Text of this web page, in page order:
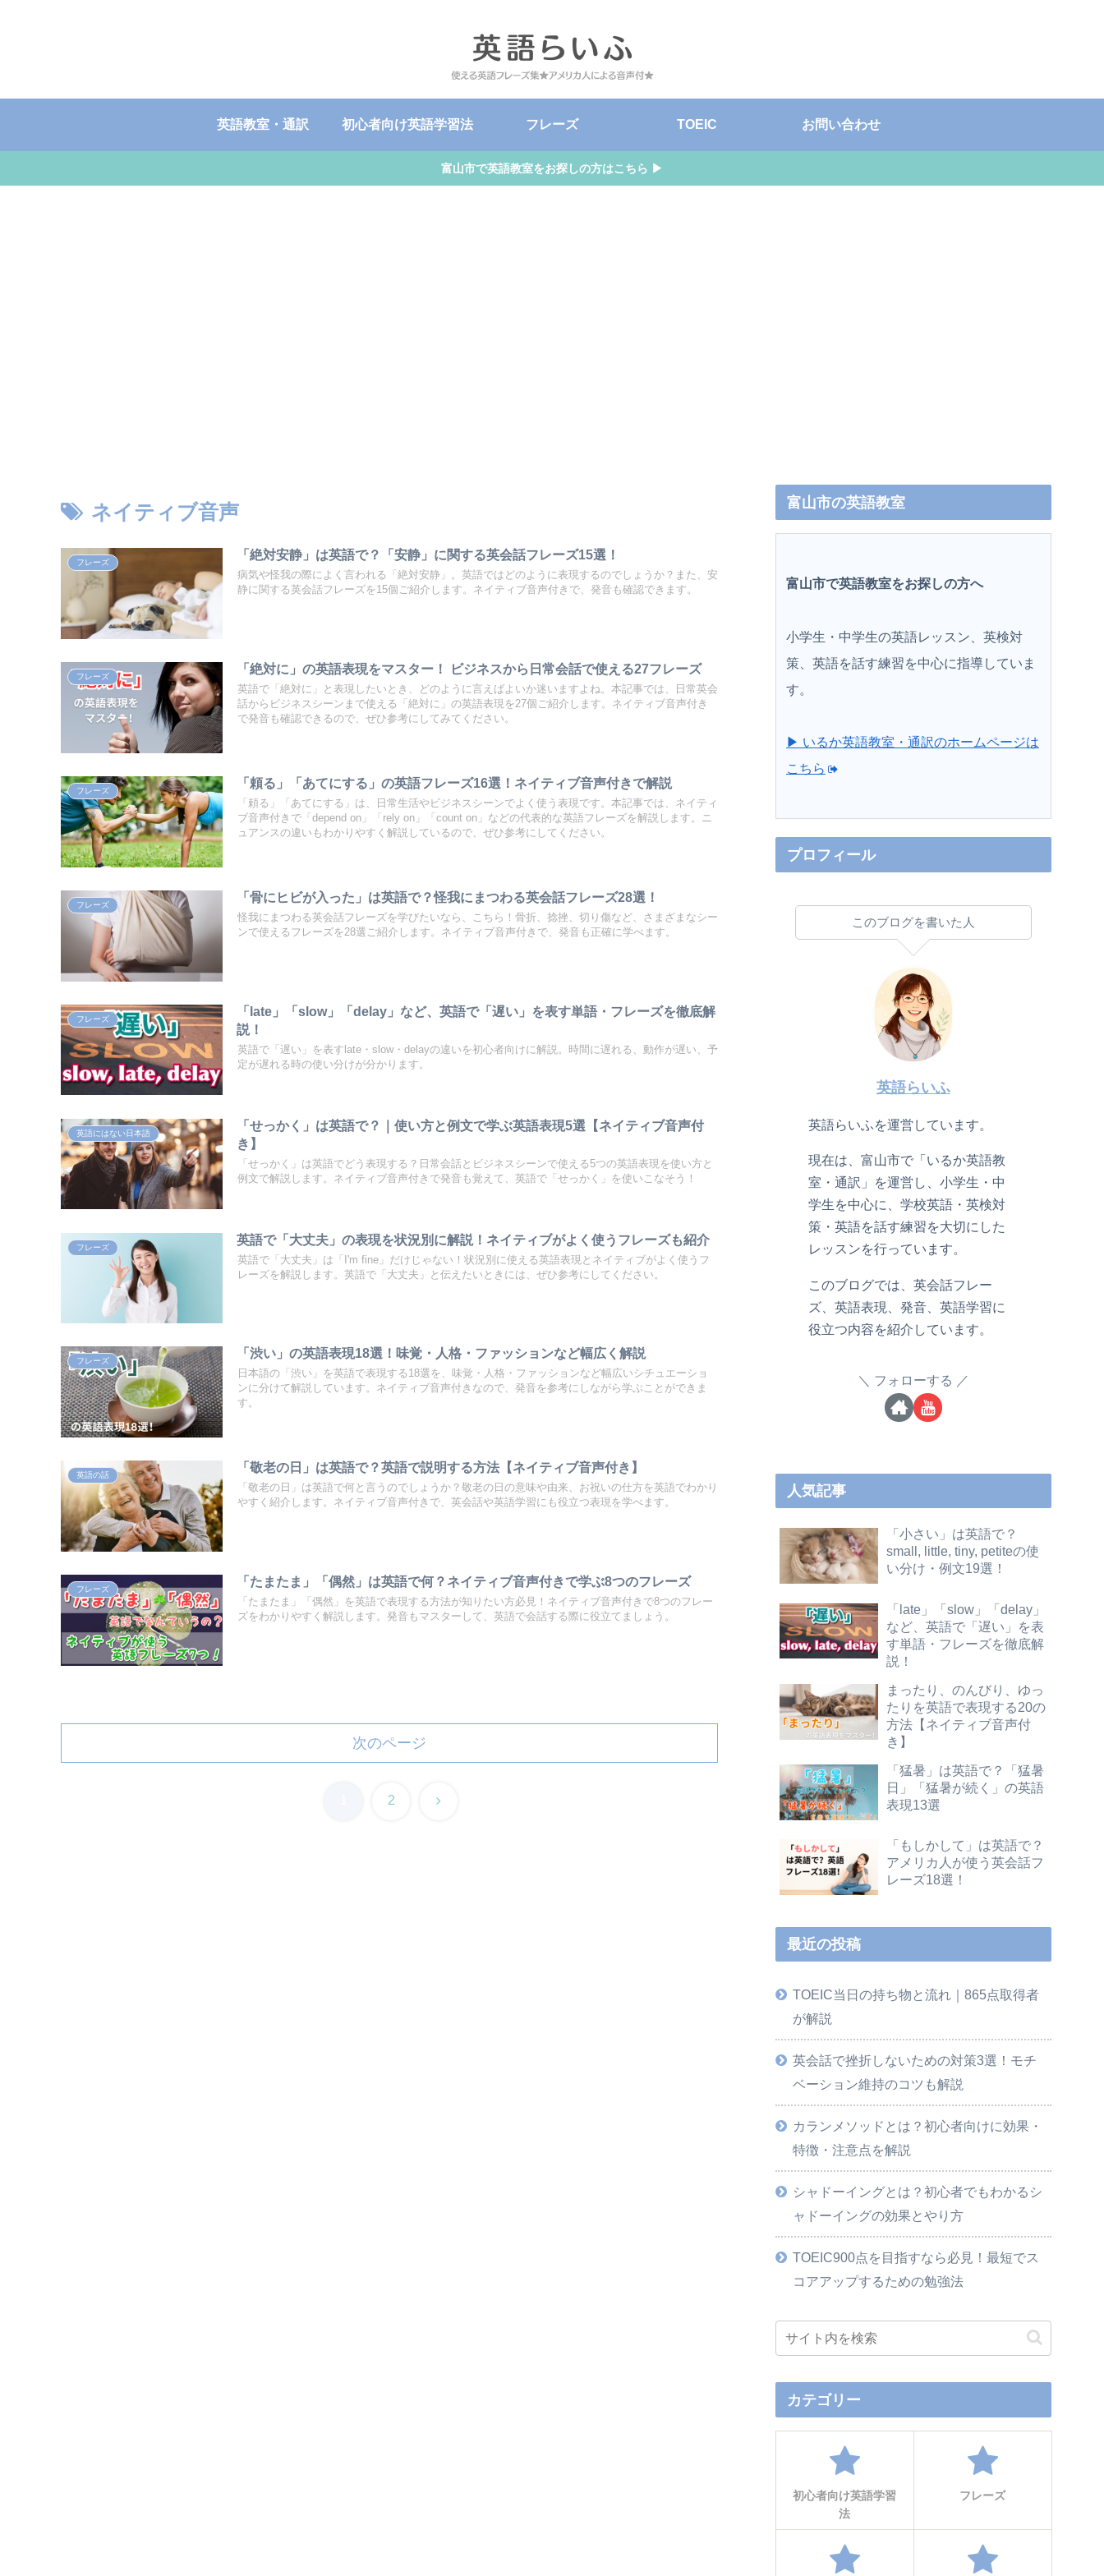
英語教室・通訳 初心者向け英語学習法 フレーズ TOEIC お問い合わせ
富山市で英語教室をお探しの方はこちら ▶
ネイティブ音声
フレーズ
「絶対安静」は英語で？「安静」に関する英会話フレーズ15選！
病気や怪我の際によく言われる「絶対安静」。英語ではどのように表現するのでしょうか？また、安
静に関する英会話フレーズを15個ご紹介します。ネイティブ音声付きで、発音も確認できます。
フレーズ
「絶対に」の英語表現をマスター！ ビジネスから日常会話で使える27フレーズ
英語で「絶対に」と表現したいとき、どのように言えばよいか迷いますよね。本記事では、日常英会
話からビジネスシーンまで使える「絶対に」の英語表現を27個ご紹介します。ネイティブ音声付き
で発音も確認できるので、ぜひ参考にしてみてください。
フレーズ
「頼る」「あてにする」の英語フレーズ16選！ネイティブ音声付きで解説
「頼る」「あてにする」は、日常生活やビジネスシーンでよく使う表現です。本記事では、ネイティ
ブ音声付きで「depend on」「rely on」「count on」などの代表的な英語フレーズを解説します。ニ
ュアンスの違いもわかりやすく解説しているので、ぜひ参考にしてください。
フレーズ
「骨にヒビが入った」は英語で？怪我にまつわる英会話フレーズ28選！
怪我にまつわる英会話フレーズを学びたいなら、こちら！骨折、捻挫、切り傷など、さまざまなシー
ンで使えるフレーズを28選ご紹介します。ネイティブ音声付きで、発音も正確に学べます。
フレーズ
「late」「slow」「delay」など、英語で「遅い」を表す単語・フレーズを徹底解
説！
英語で「遅い」を表すlate・slow・delayの違いを初心者向けに解説。時間に遅れる、動作が遅い、予
定が遅れる時の使い分けが分かります。
英語にはない日本語
「せっかく」は英語で？｜使い方と例文で学ぶ英語表現5選【ネイティブ音声付
き】
「せっかく」は英語でどう表現する？日常会話とビジネスシーンで使える5つの英語表現を使い方と
例文で解説します。ネイティブ音声付きで発音も覚えて、英語で「せっかく」を使いこなそう！
フレーズ
英語で「大丈夫」の表現を状況別に解説！ネイティブがよく使うフレーズも紹介
英語で「大丈夫」は「I'm fine」だけじゃない！状況別に使える英語表現とネイティブがよく使うフ
レーズを解説します。英語で「大丈夫」と伝えたいときには、ぜひ参考にしてください。
フレーズ
「渋い」の英語表現18選！味覚・人格・ファッションなど幅広く解説
日本語の「渋い」を英語で表現する18選を、味覚・人格・ファッションなど幅広いシチュエーショ
ンに分けて解説しています。ネイティブ音声付きなので、発音を参考にしながら学ぶことができま
す。
英語の話
「敬老の日」は英語で？英語で説明する方法【ネイティブ音声付き】
「敬老の日」は英語で何と言うのでしょうか？敬老の日の意味や由来、お祝いの仕方を英語でわかり
やすく紹介します。ネイティブ音声付きで、英会話や英語学習にも役立つ表現を学べます。
フレーズ
「たまたま」「偶然」は英語で何？ネイティブ音声付きで学ぶ8つのフレーズ
「たまたま」「偶然」を英語で表現する方法が知りたい方必見！ネイティブ音声付きで8つのフレー
ズをわかりやすく解説します。発音もマスターして、英語で会話する際に役立てましょう。
次のページ
2 次
富山市の英語教室
富山市で英語教室をお探しの方へ
小学生・中学生の英語レッスン、英検対
策、英語を話す練習を中心に指導していま
す。
▶ いるか英語教室・通訳のホームページは
こちら
プロフィール
このブログを書いた人
英語らいふ
英語らいふを運営しています。
現在は、富山市で「いるか英語教
室・通訳」を運営し、小学生・中
学生を中心に、学校英語・英検対
策・英語を話す練習を大切にした
レッスンを行っています。
このブログでは、英会話フレー
ズ、英語表現、発音、英語学習に
役立つ内容を紹介しています。
フォローする
人気記事
「小さい」は英語で？
small, little, tiny, petiteの使
い分け・例文19選！
「late」「slow」「delay」
など、英語で「遅い」を表
す単語・フレーズを徹底解
説！
まったり、のんびり、ゆっ
たりを英語で表現する20の
方法【ネイティブ音声付
き】
「猛暑」は英語で？「猛暑
日」「猛暑が続く」の英語
表現13選
「もしかして」は英語で？
アメリカ人が使う英会話フ
レーズ18選！
最近の投稿
TOEIC当日の持ち物と流れ｜865点取得者
が解説
英会話で挫折しないための対策3選！モチ
ベーション維持のコツも解説
カランメソッドとは？初心者向けに効果・
特徴・注意点を解説
シャドーイングとは？初心者でもわかるシ
ャドーイングの効果とやり方
TOEIC900点を目指すなら必見！最短でス
コアアップするための勉強法
カテゴリー
初心者向け英語学習
法
フレーズ